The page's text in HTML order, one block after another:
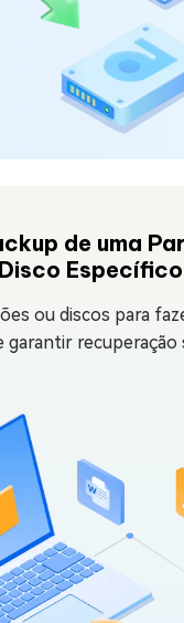
de uma
Disco Específico
ou discos para
garantir recuperação